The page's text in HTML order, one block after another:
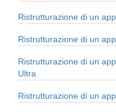
Ristrutturazione di un
Ristrutturazione di un
Ristrutturazione di un
Ultra
Ristrutturazione di un